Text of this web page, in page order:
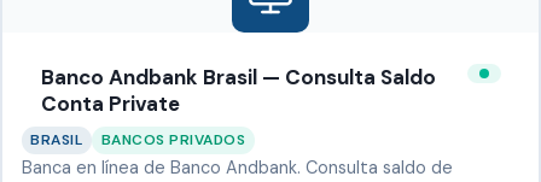
Banco Andbank Brasil — Consulta Saldo
Conta Private
BRASIL BANCOS PRIVADOS
Banca en línea de Banco Andbank. Consulta saldo de